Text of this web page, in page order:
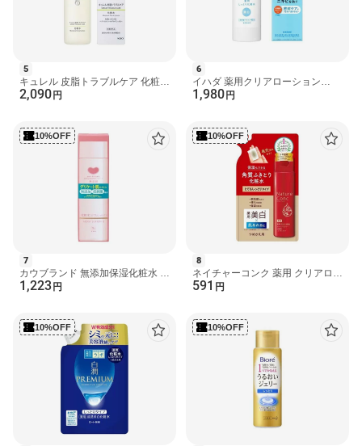
5
キュレル 皮脂トラブルケア 化粧水
150ml 【キュレル】 化粧水
2,090 円
6
イハダ 薬用クリアローション
180ml 【イハダ】 化粧水
1,980 円
10%OFF
7
カウブランド 無添加保湿化粧水 と
てもしっとりタイプ 175ml 【カウ
1,223 円
10%OFF
8
ネイチャーコンク 薬用 クリアロー
ション とてもしっとり つめかえ用
591 円
10%OFF 10%OFF